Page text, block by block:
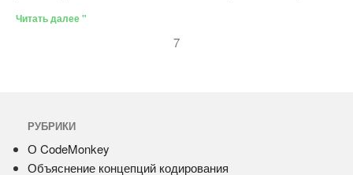
Читать далее "
7
РУБРИКИ
О CodeMonkey
Объяснение концепций кодирования